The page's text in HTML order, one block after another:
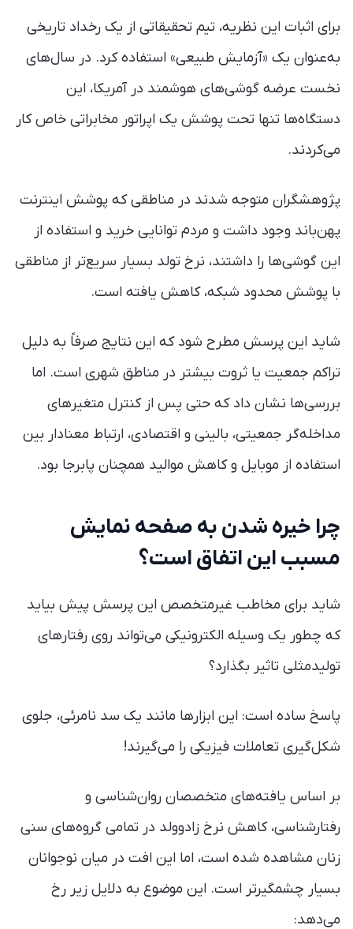
برای اثبات این نظریه، تیم تحقیقاتی از یک رخداد تاریخی
به‌عنوان یک «آزمایش طبیعی» استفاده کرد. در سال‌های
نخست عرضه گوشی‌های هوشمند در آمریکا، این
دستگاه‌ها تنها تحت پوشش یک اپراتور مخابراتی خاص کار
می‌کردند.
پژوهشگران متوجه شدند در مناطقی که پوشش اینترنت
پهن‌باند وجود داشت و مردم توانایی خرید و استفاده از
این گوشی‌ها را داشتند، نرخ تولد بسیار سریع‌تر از مناطقی
با پوشش محدود شبکه، کاهش یافته است.
شاید این پرسش مطرح شود که این نتایج صرفاً به دلیل
تراکم جمعیت یا ثروت بیشتر در مناطق شهری است. اما
بررسی‌ها نشان داد که حتی پس از کنترل متغیرهای
مداخله‌گر جمعیتی، بالینی و اقتصادی، ارتباط معنادار بین
استفاده از موبایل و کاهش موالید همچنان پابرجا بود.
چرا خیره شدن به صفحه نمایش
مسبب این اتفاق است؟
شاید برای مخاطب غیرمتخصص این پرسش پیش بیاید
که چطور یک وسیله الکترونیکی می‌تواند روی رفتارهای
تولیدمثلی تاثیر بگذارد؟
پاسخ ساده است: این ابزارها مانند یک سد نامرئی، جلوی
شکل‌گیری تعاملات فیزیکی را می‌گیرند!
بر اساس یافته‌های متخصصان روان‌شناسی و
رفتارشناسی، کاهش نرخ زادوولد در تمامی گروه‌های سنی
زنان مشاهده شده است، اما این افت در میان نوجوانان
بسیار چشمگیرتر است. این موضوع به دلایل زیر رخ
می‌دهد: